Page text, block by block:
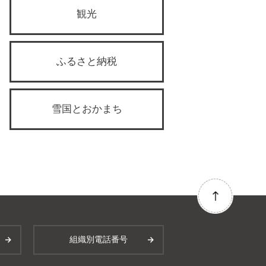
観光
ふるさと納税
雪国とおかまち
組織別電話番号